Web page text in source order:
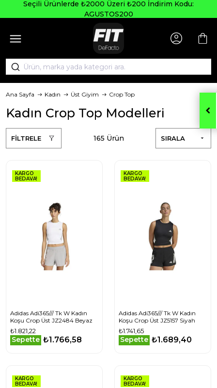
Seçili Ürünlerde ₺2000 Üzeri ₺200 İndirim Kodu:
AGUSTOS200
Ana Sayfa Kadın Üst Giyim Crop Top
Kadın Crop Top Modelleri
FİLTRELE SIRALA
165 Ürün
KARGO
BEDAVA!
Adidas Adi365/// Tk W Kadın
Koşu Crop Üst JZ2484 Beyaz
₺1.821,22
Sepette ₺1.766,58
KARGO
BEDAVA!
Adidas Adi365/// Tk W Kadın
Koşu Crop Üst JZ5157 Siyah
₺1.741,65
Sepette ₺1.689,40
KARGO
BEDAVA!
KARGO
BEDAVA!